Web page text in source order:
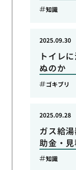
知識
トイレ
ぬのか
2025.09.30
ゴキブリ
ガス給
助金・
2025.09.28
知識